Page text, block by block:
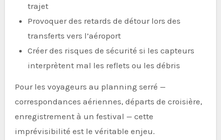
trajet
Provoquer des retards de détour lors des
transferts vers l’aéroport
Créer des risques de sécurité si les capteurs
interprètent mal les reflets ou les débris
Pour les voyageurs au planning serré —
correspondances aériennes, départs de croisière,
enregistrement à un festival — cette
imprévisibilité est le véritable enjeu.